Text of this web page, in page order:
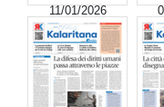
11/01/2026